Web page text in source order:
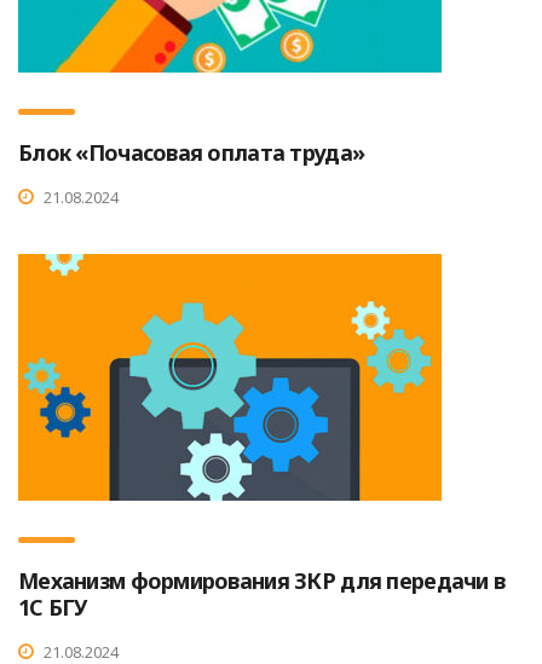
Блок «Почасовая оплата труда»
21.08.2024
Механизм формирования ЗКР для передачи в
1С БГУ
21.08.2024